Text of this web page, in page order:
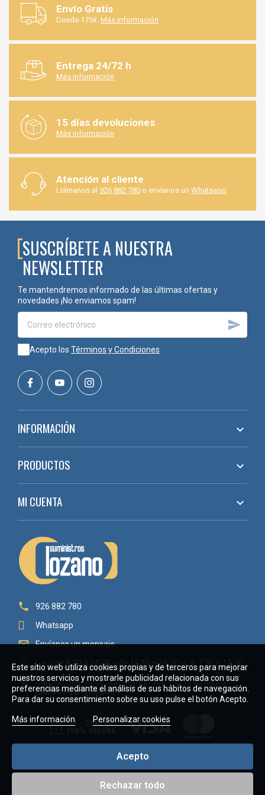
Envío Gratis
Desde 175€. Más información
Entrega 24/72 h
Más información
15 días devoluciones
Más información
Atención al cliente
Llámanos al 926 882 780 o envíanos un Whatsapp
SUSCRÍBETE A NUESTRA
NEWSLETTER
Te mantendremos informado de las últimas ofertas y
novedades ¡No enviamos spam!

Acepto los Términos y Condiciones
INFORMACIÓN 
PRODUCTOS 
MI CUENTA 

926 882 780
Whatsapp
 Envíanos un mensaje
 L a J de 8:30 a 14:00 y de 15:45 a 18:30 — V: 7:30 a 14:30

Camino San Jorge, s/n - Aptdo 106 13270 Almagro -
Ciudad Real (España)
Este sitio web utiliza cookies propias y de terceros para mejorar
nuestros servicios y mostrarle publicidad relacionada con sus
preferencias mediante el análisis de sus hábitos de navegación.
Para dar su consentimiento sobre su uso pulse el botón Acepto.
Más información Personalizar cookies
Rechazar todo
Acepto